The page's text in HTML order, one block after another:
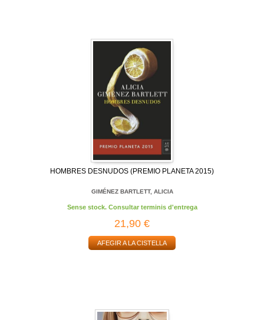
HOMBRES DESNUDOS (PREMIO PLANETA 2015)
GIMÉNEZ BARTLETT, ALICIA
Sense stock. Consultar terminis d'entrega
21,90 €
AFEGIR A LA CISTELLA